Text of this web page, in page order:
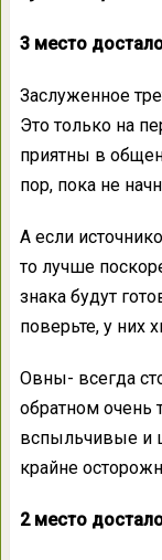
3 место
Заслуженное
Это только на
приятны в
пор, пока не
А если
то лучше
знака будут
поверьте, у них
Овны- всегда
обратном очень
вспыльчивые и
крайне
2 место